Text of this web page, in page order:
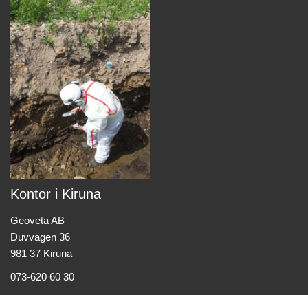
Kontor i Kiruna
Geoveta AB
Duvvägen 36
981 37 Kiruna
073-620 60 30